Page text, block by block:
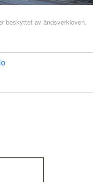
beskyttet av åndsverkloven.